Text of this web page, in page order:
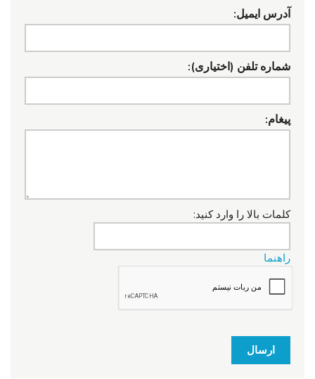
آدرس ایمیل:
شماره تلفن (اختیاری):
پیغام:
کلمات بالا را وارد کنید:
راهنما
ارسال